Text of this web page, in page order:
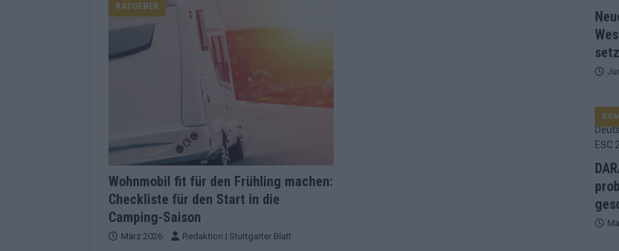
[ Mai 2026 ]
„Douze Points“, Televoting, Jurys – die Geschichte der ESC-Wertung als Spiegel des
EUROVISION
[ Mai 2026 ] ESC-Finale komplett: 20 Qualifikanten, vier Big-Four-Länder, ein Gastgeber – alle Acts im
Überblick EUROVISION
[ Mai 2026 ] ESC 2026: JJ performt „Unknown“, Walzer zu kurz, Moderation zu provinziell – das Fazit zum
[ Mai 2026 ] Quoten vor ESC-Halbfinale 2: Dänemark vorne, Aserbaidschan chancenlos – Zypern
überrascht negativ
[ Juni 2026 ] Neue Themenwelt, neues Café, neue Westernstadt: Der Europa-Park 2026 setzt auf viele
RATGEBER
Wohnmobil fit für den Frühling machen:
Checkliste für den Start in die
Camping-Saison
März 2026 Redaktion | Stuttgarter Blatt